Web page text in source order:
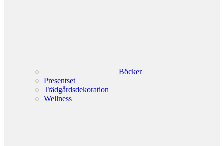
Böcker
Presentset
Trädgårdsdekoration
Wellness